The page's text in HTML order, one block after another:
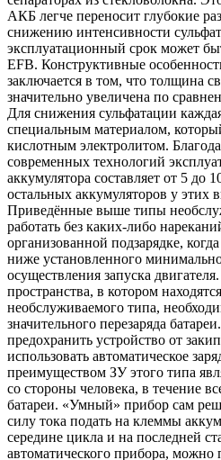
АКБ легче переносит глубокие
снижению интенсивности
эксплуатационный срок может
EFB. Конструктивные
заключается в том, что толщина
значительно увеличена по
Для снижения сульфатации
специальным материалом,
кислотным электролитом.
современных технологий
аккумулятора составляет от 5 до
остальных аккумуляторов у этих
Приведённые выше типы
работать без каких-либо
организованной подзарядке,
ниже установленного
осуществления запуска
пространства, в котором
необслуживаемого типа,
значительного перезаряда
предохранить устройство от
использовать автоматическое
преимуществом ЗУ этого типа
со стороны человека, в течение
батареи. «Умный» прибор сам
силу тока подать на клеммы
середине цикла и на последней
автоматического прибора, можно